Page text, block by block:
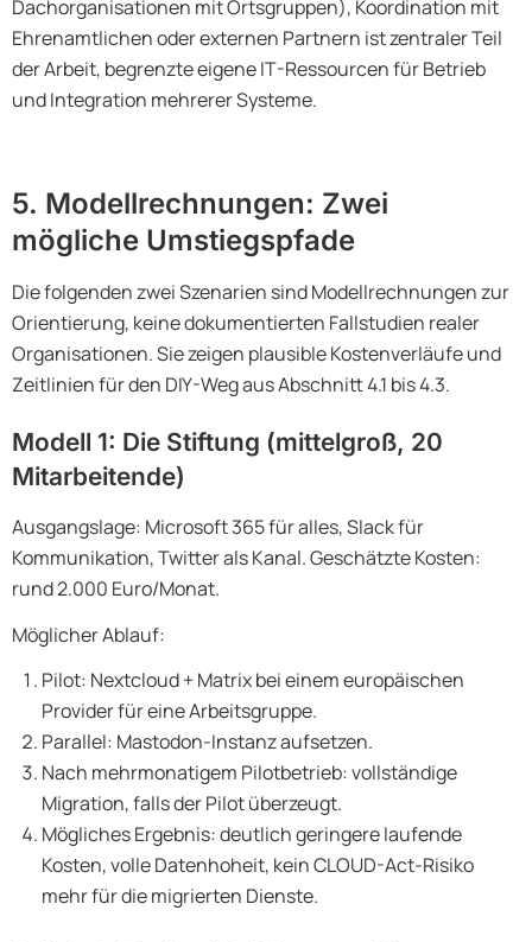
Dachorganisationen mit Ortsgruppen), Koordination mit
Ehrenamtlichen oder externen Partnern ist zentraler Teil
der Arbeit, begrenzte eigene IT-Ressourcen für Betrieb
und Integration mehrerer Systeme.
5. Modellrechnungen: Zwei
mögliche Umstiegspfade
Die folgenden zwei Szenarien sind Modellrechnungen zur
Orientierung, keine dokumentierten Fallstudien realer
Organisationen. Sie zeigen plausible Kostenverläufe und
Zeitlinien für den DIY-Weg aus Abschnitt 4.1 bis 4.3.
Modell 1: Die Stiftung (mittelgroß, 20
Mitarbeitende)
Ausgangslage: Microsoft 365 für alles, Slack für
Kommunikation, Twitter als Kanal. Geschätzte Kosten:
rund 2.000 Euro/Monat.
Möglicher Ablauf:
Pilot: Nextcloud + Matrix bei einem europäischen
Provider für eine Arbeitsgruppe.
Parallel: Mastodon-Instanz aufsetzen.
Nach mehrmonatigem Pilotbetrieb: vollständige
Migration, falls der Pilot überzeugt.
Mögliches Ergebnis: deutlich geringere laufende
Kosten, volle Datenhoheit, kein CLOUD-Act-Risiko
mehr für die migrierten Dienste.